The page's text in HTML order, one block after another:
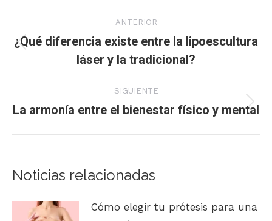
entre
publicaciones
ANTERIOR
¿Qué diferencia existe entre la lipoescultura
láser y la tradicional?
SIGUIENTE
Publicación
La armonía entre el bienestar físico y mental
Noticias relacionadas
Cómo elegir tu prótesis para una